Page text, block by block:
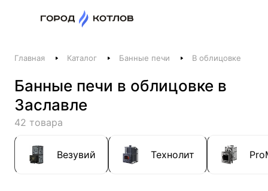
Телефоны
+375 44 511-06-41
+375 29 237-06-41
Котлы и отопление
+375 44 521-06-41
Печи, камины, бани
Главная Каталог Банные печи В облицовке
Банные печи в облицовке в
Заславле
42 товара
Везувий Технолит